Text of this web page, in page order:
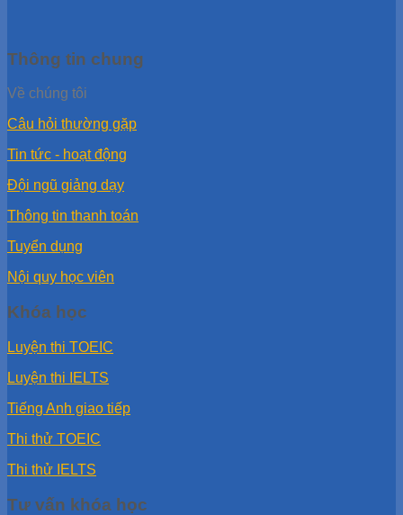
Thông tin chung
Về chúng tôi
Câu hỏi thường gặp
Tin tức - hoạt động
Đội ngũ giảng dạy
Thông tin thanh toán
Tuyển dụng
Nội quy học viên
Khóa học
Luyện thi TOEIC
Luyện thi IELTS
Tiếng Anh giao tiếp
Thi thử TOEIC
Thi thử IELTS
Tư vấn khóa học